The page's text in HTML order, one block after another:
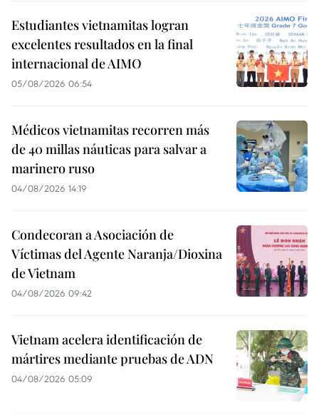
Estudiantes vietnamitas logran
excelentes resultados en la final
internacional de AIMO
05/08/2026 06:54
Médicos vietnamitas recorren más
de 40 millas náuticas para salvar a
marinero ruso
04/08/2026 14:19
Condecoran a Asociación de
Víctimas del Agente Naranja/Dioxina
de Vietnam
04/08/2026 09:42
Vietnam acelera identificación de
mártires mediante pruebas de ADN
04/08/2026 05:09